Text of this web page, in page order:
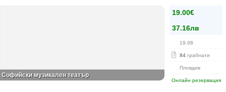
19.00€
37.16лв
19.08
84 грабнати
Пловдив
Онлайн резервация
Софийски музикален театър